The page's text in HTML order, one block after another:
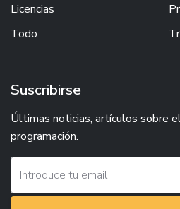
Licencias
Todo
Suscribirse
Últimas noticias, artículos sobre
programación.